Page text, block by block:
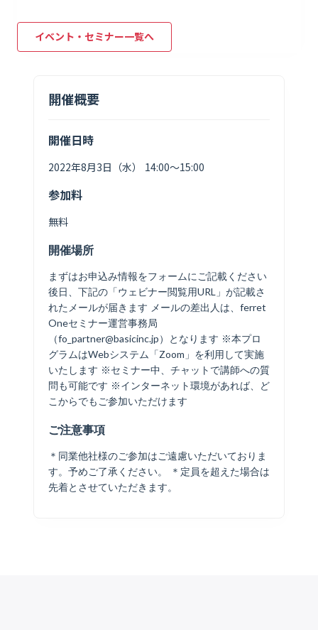
イベント・セミナー一覧へ
開催概要
開催日時
2022年8月3日（水） 14:00〜15:00
参加料
無料
開催場所
まずはお申込み情報をフォームにご記載ください
後日、下記の「ウェビナー閲覧用URL」が記載さ
れたメールが届きます メールの差出人は、ferret
Oneセミナー運営事務局
（fo_partner@basicinc.jp）となります ※本プロ
グラムはWebシステム「Zoom」を利用して実施
いたします ※セミナー中、チャットで講師への質
問も可能です ※インターネット環境があれば、ど
こからでもご参加いただけます
ご注意事項
＊同業他社様のご参加はご遠慮いただいておりま
す。予めご了承ください。 ＊定員を超えた場合は
先着とさせていただきます。